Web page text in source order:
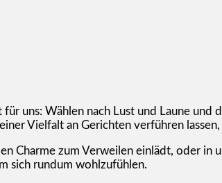
uns: Wählen nach Lust und Laune
Vielfalt an Gerichten verführen
Charme zum Verweilen einlädt, oder in
sich rundum wohlzufühlen.